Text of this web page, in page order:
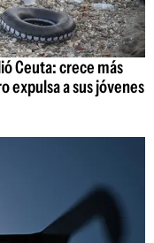
Ceuta: crece más
expulsa a sus jóvenes